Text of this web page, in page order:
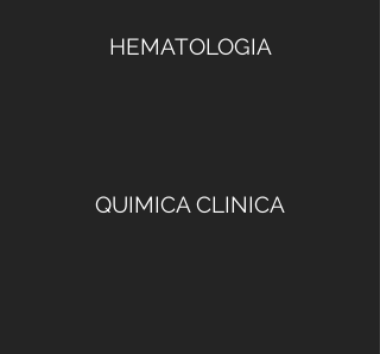
HEMATOLOGIA
QUIMICA CLINICA